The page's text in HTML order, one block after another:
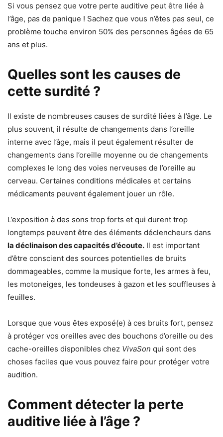
Si vous pensez que votre perte auditive peut être liée à
l’âge, pas de panique ! Sachez que vous n’êtes pas seul, ce
problème touche environ 50% des personnes âgées de 65
ans et plus.
Quelles sont les causes de
cette surdité ?
Il existe de nombreuses causes de surdité liées à l’âge. Le
plus souvent, il résulte de changements dans l’oreille
interne avec l’âge, mais il peut également résulter de
changements dans l’oreille moyenne ou de changements
complexes le long des voies nerveuses de l’oreille au
cerveau. Certaines conditions médicales et certains
médicaments peuvent également jouer un rôle.
L’exposition à des sons trop forts et qui durent trop
longtemps peuvent être des éléments déclencheurs dans
la déclinaison des capacités d’écoute. Il est important
d’être conscient des sources potentielles de bruits
dommageables, comme la musique forte, les armes à feu,
les motoneiges, les tondeuses à gazon et les souffleuses à
feuilles.
Lorsque que vous êtes exposé(e) à ces bruits fort, pensez
à protéger vos oreilles avec des bouchons d’oreille ou des
cache-oreilles disponibles chez VivaSon qui sont des
choses faciles que vous pouvez faire pour protéger votre
audition.
Comment détecter la perte
auditive liée à l’âge ?